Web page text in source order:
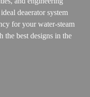
deaerator system
for your water-steam
the best designs in the